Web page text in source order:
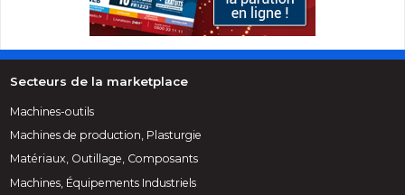
Secteurs de la marketplace
Machines-outils
Machines de production, Plasturgie
Matériaux, Outillage, Composants
Machines, Équipements Industriels